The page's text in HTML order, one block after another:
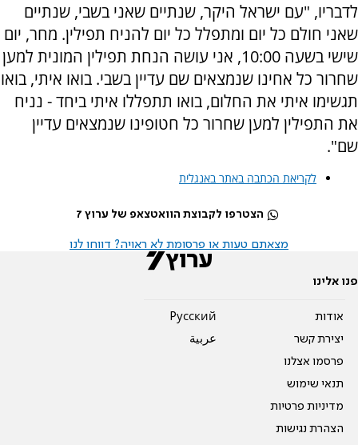
לדבריו, "עם ישראל היקר, שנתיים שאני בשבי, שנתיים
שאני חולם כל יום ומתפלל כל יום להניח תפילין. מחר, יום
שישי בשעה 10:00, אני עושה הנחת תפילין המונית למען
שחרור כל אחינו שנמצאים שם עדיין בשבי. בואו איתי, בואו
תגשימו איתי את החלום, בואו תתפללו איתי ביחד - נניח
את התפילין למען שחרור כל חטופינו שנמצאים עדיין
שם".
לקריאת הכתבה באתר באנגלית
הצטרפו לקבוצת הוואטצאפ של ערוץ 7
מצאתם טעות או פרסומת לא ראויה? דווחו לנו
פנו אלינו
אודות
יצירת קשר
פרסמו אצלנו
תנאי שימוש
מדיניות פרטיות
הצהרת נגישות
Pусский
عربية